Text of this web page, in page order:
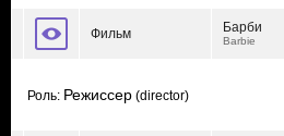
Фильм Барби
Barbie
Роль: Режиссер (director)